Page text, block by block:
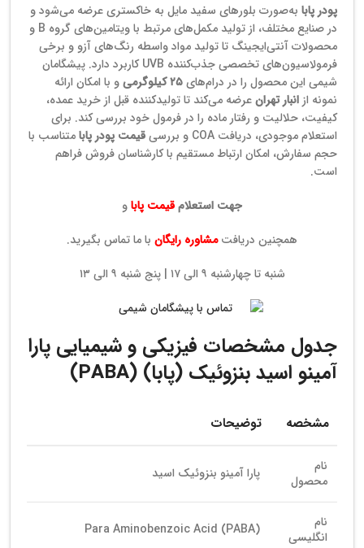
پودر پابا به‌صورت بلورهای سفید مایل به خاکستری عرضه می‌شود و
در صنایع مختلف، از تولید مکمل‌های مرتبط با ویتامین‌های گروه B و
محصولات آنتی‌ایجینگ تا تولید مواد واسطه رنگ‌های آزو و برخی
فرمولاسیون‌های تخصصی جذب‌کننده UVB کاربرد دارد. پیشگامان
شیمی این محصول را در درام‌های۲۵ کیلوگرمی
و با امکان ارائه
نمونه از انبار تهرانعرضه می‌کند تا تولیدکننده قبل از خرید عمده،
کیفیت، حلالیت و رفتار ماده را در فرمول خود بررسی کند. برای
استعلام موجودی، دریافت COA و بررسی
قیمت پودر پابامتناسب با
حجم سفارش، امکان ارتباط مستقیم با کارشناسان فروش فراهم
است.
جهت استعلامقیمت پاباو
همچنین دریافتمشاوره رایگان با ما تماس بگیرید.
شنبه تا چهارشنبه ۹ الی ۱۷ | پنج شنبه ۹ الی ۱۳
جدول مشخصات فیزیکی و شیمیایی پارا
آمینو اسید بنزوئیک (پابا) (PABA)
مشخصه توضیحات
نام
محصول
پارا آمینو بنزوئیک اسید
نام
انگلیسی
Para Aminobenzoic Acid (PABA)